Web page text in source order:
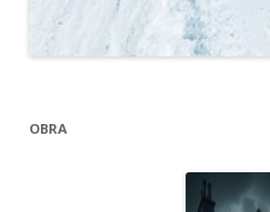
OBRA